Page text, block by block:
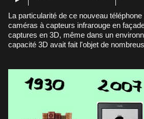
La particularité de ce nouveau téléphone est d'avoir quatre
caméras à capteurs infrarouge en
captures en 3D, même dans un
capacité 3D avait fait l'objet de